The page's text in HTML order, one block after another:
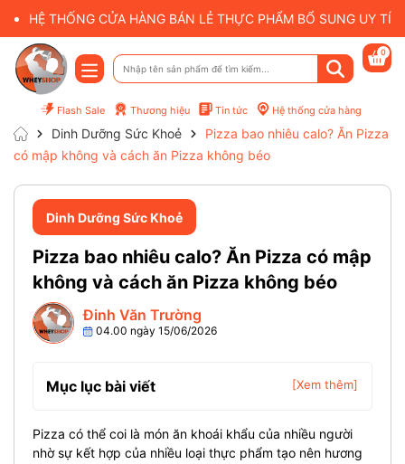
HỆ THỐNG CỬA HÀNG BÁN LẺ THỰC PHẨM BỔ SUNG UY
Flash Sale Thương hiệu Tin tức Hệ thống cửa hàng
0
Dinh Dưỡng Sức Khoẻ
Pizza bao nhiêu calo? Ăn Pizza
có mập không và cách ăn Pizza không béo
Dinh Dưỡng Sức Khoẻ
Pizza bao nhiêu calo? Ăn Pizza có mập
không và cách ăn Pizza không béo
Đinh Văn Trường
04.00 ngày 15/06/2026
Mục lục bài viết [Xem thêm]
Pizza có thể coi là món ăn khoái khẩu của nhiều người
nhờ sự kết hợp của nhiều loại thực phẩm tạo nên hương